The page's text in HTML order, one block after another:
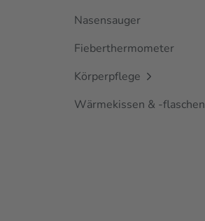
Nasensauger
Fieberthermometer
Körperpflege
Wärmekissen & -flaschen